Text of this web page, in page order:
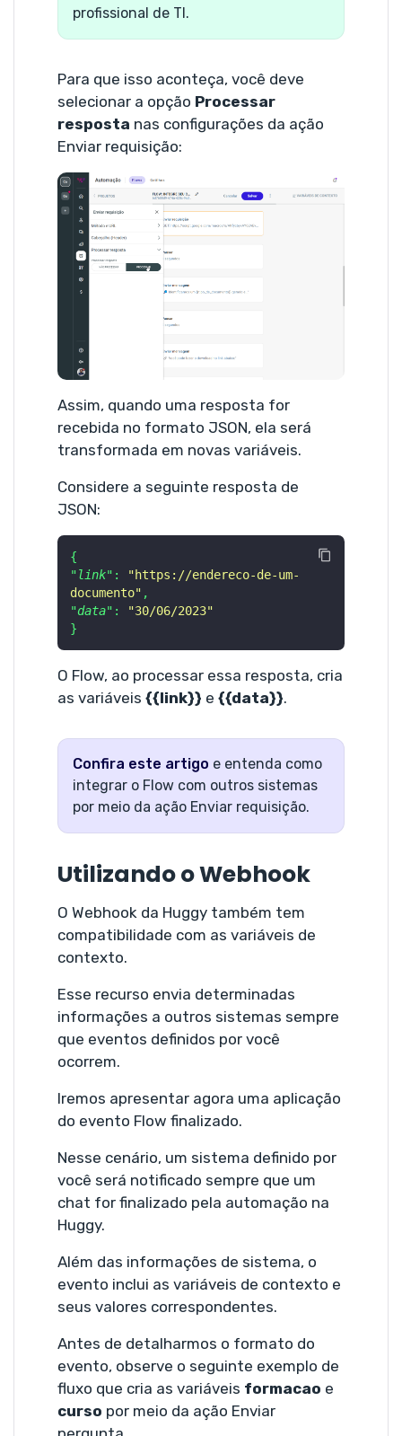
profissional de TI.
Para que isso aconteça, você deve
selecionar a opção Processar
resposta nas configurações da ação
Enviar requisição:
Assim, quando uma resposta for
recebida no formato JSON, ela será
transformada em novas variáveis.
Considere a seguinte resposta de
JSON:
{
"link" :
"https://endereco-de-um-
documento" ,
"data" :
"30/06/2023"
}
O Flow, ao processar essa resposta, cria
as variáveis {{link}} e {{data}}.
Confira este artigo e entenda como
integrar o Flow com outros sistemas
por meio da ação Enviar requisição.
Utilizando o Webhook
O Webhook da Huggy também tem
compatibilidade com as variáveis de
contexto.
Esse recurso envia determinadas
informações a outros sistemas sempre
que eventos definidos por você
ocorrem.
Iremos apresentar agora uma aplicação
do evento Flow finalizado.
Nesse cenário, um sistema definido por
você será notificado sempre que um
chat for finalizado pela automação na
Huggy.
Além das informações de sistema, o
evento inclui as variáveis de contexto e
seus valores correspondentes.
Antes de detalharmos o formato do
evento, observe o seguinte exemplo de
fluxo que cria as variáveis formacao e
curso por meio da ação Enviar